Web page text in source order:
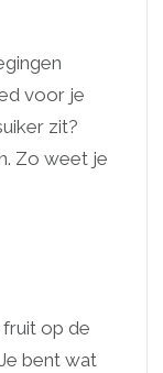
voor je
zit?
Zo weet je
fruit op de
bent wat